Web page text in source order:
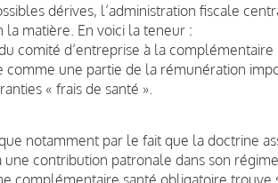
dérives, l’administration fiscale
la matière. En voici la teneur :
comité d’entreprise à la
comme une partie de la rémunération
« frais de santé ».
notamment par le fait que la doctrine
une contribution patronale dans son
complémentaire santé obligatoire